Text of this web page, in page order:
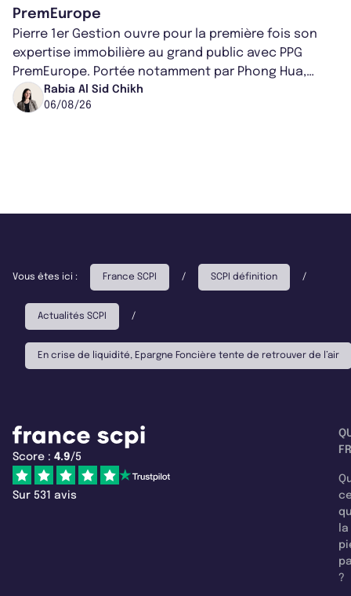
PremEurope
Pierre 1er Gestion ouvre pour la première fois son
expertise immobilière au grand public avec PPG
PremEurope. Portée notamment par Phong Hua,
ancien directeur des investissements d...
Rabia Al Sid Chikh
06/08/26
Vous êtes ici : France SCPI / SCPI définition /
Actualités SCPI /
En crise de liquidité, Epargne Foncière tente de retrouver de l’air
Score : 4.9/5
Sur 531 avis
la
?